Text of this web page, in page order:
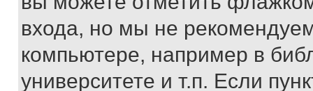
входа, но мы не
компьютере, например в
университете и т.п. Если